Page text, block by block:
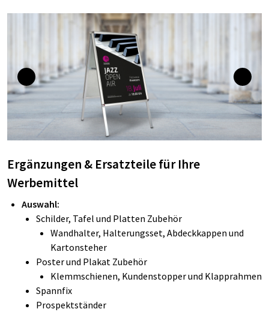
Ergänzungen & Ersatzteile für Ihre
Werbemittel
Auswahl:
Schilder, Tafel und Platten Zubehör
Wandhalter, Halterungsset, Abdeckkappen und
Kartonsteher
Poster und Plakat Zubehör
Klemmschienen, Kundenstopper und Klapprahmen
Spannfix
Prospektständer